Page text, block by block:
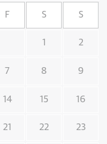
F S S
1 2
7 8 9
14 15 16
21 22 23